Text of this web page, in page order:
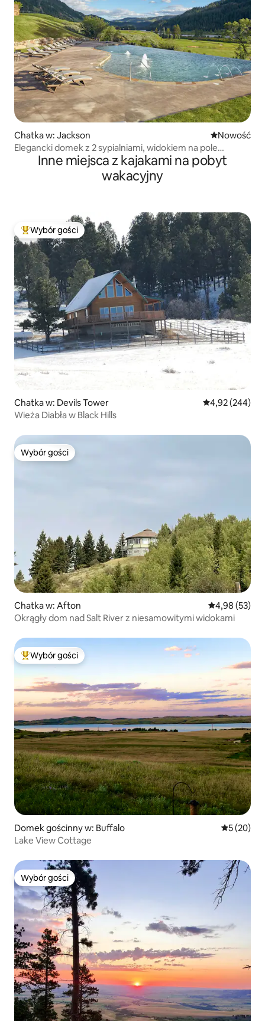
Chatka w: Jackson Nowe
Nowość
Elegancki domek z 2 sypialniami, widokiem na pole
golfowe, jacuzzi i grillem
Inne miejsca z kajakami na pobyt
wakacyjny
Najpopularniejsze z kategorii Wybór gości
Wybór gości
Chatka w: Devils Tower Średnia
4,92 (244)
Wieża Diabła w Black Hills
Wybór gości
Wybór gości
Chatka w: Afton Średnia
4,98 (53)
Okrągły dom nad Salt River z niesamowitymi widokami
Najpopularniejsze z kategorii Wybór gości
Wybór gości
Domek gościnny w: Buffalo Średnia
5 (20)
Lake View Cottage
Wybór gości
Wybór gości